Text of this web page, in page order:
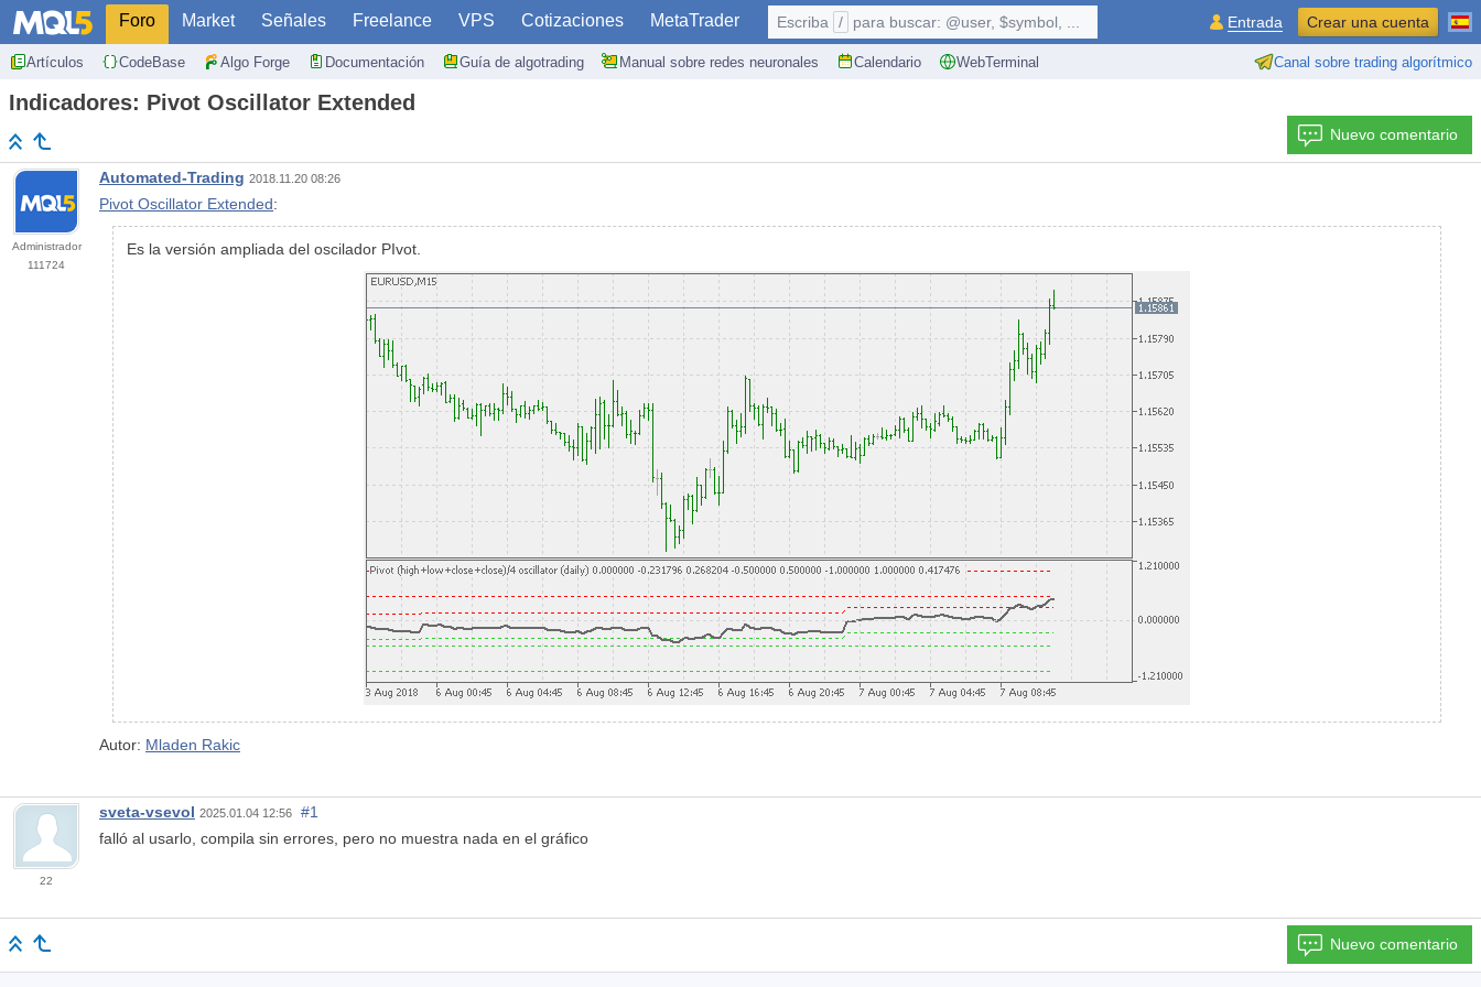
Foro Market Señales Freelance VPS Cotizaciones MetaTrader
Artículos CodeBase Algo Forge Documentación Guía de algotrading Manual sobre redes neuronales Calendario WebTerminal Canal sobre trading algorítmico
Escriba / para buscar: @user, $symbol, ... Entrada Crear una cuenta
Indicadores: Pivot Oscillator Extended
Nuevo comentario
Administrador
111724
Automated-Trading 2018.11.20 08:26
Pivot Oscillator Extended:
Es la versión ampliada del oscilador PIvot.
Autor: Mladen Rakic
22
sveta-vsevol 2025.01.04 12:56
#1
falló al usarlo, compila sin errores, pero no muestra nada en el gráfico
Nuevo comentario